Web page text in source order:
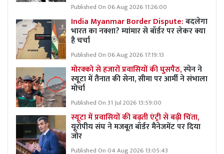
Published On 06 Aug 2026 11:26:00
India Myanmar Border Dispute:बदलेगा
भारत का नक्शा? म्यांमार से बॉर्डर पर लेकर क्या
है चर्चा
Published On 06 Aug 2026 17:19:13
मोरक्को से हजारों प्रवासियों की घुसपैठ,स्पेन ने
स्यूटा में तैनात की सेना, सीमा पर आर्मी ने संभाला
मोर्चा
Published On 31 Jul 2026 13:59:00
स्यूटा में प्रवासियों की बढ़ती एंट्री से बढ़ी चिंता,
यूरोपीय संघ ने मजबूत बॉर्डर मैनेजमेंट पर दिया
जोर
Published On 04 Aug 2026 13:05:43